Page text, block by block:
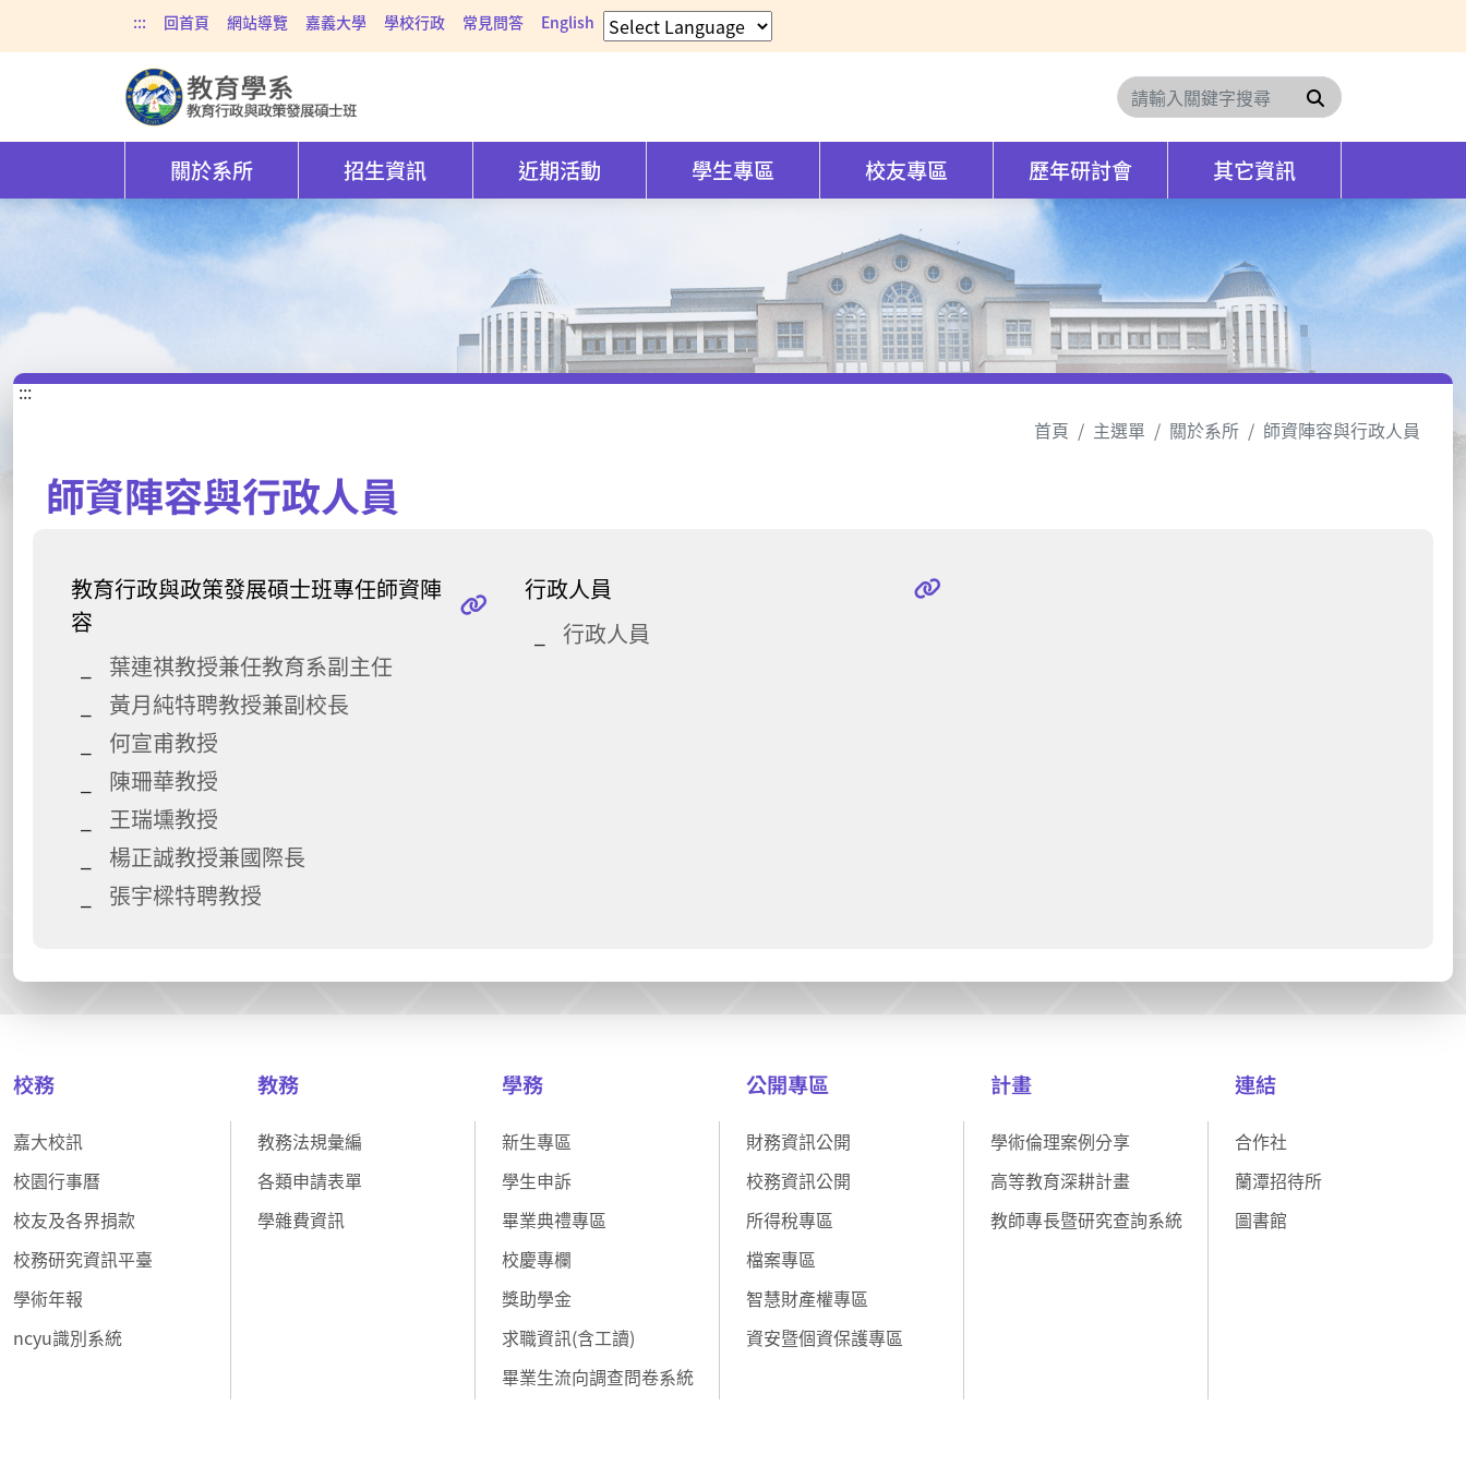
::: 回首頁 網站導覽 嘉義大學 學校行政 常見問答 English
搜尋
關於系所 招生資訊 近期活動 學生專區 校友專區 歷年研討會 其它資訊
:::
首頁
主選單 關於系所 師資陣容與行政人員
師資陣容與行政人員
教育行政與政策發展碩士班專任師資陣
容
葉連祺教授兼任教育系副主任
黃月純特聘教授兼副校長
何宣甫教授
陳珊華教授
王瑞壎教授
楊正誠教授兼國際長
張宇樑特聘教授
行政人員
行政人員
校務
嘉大校訊
校園行事曆
校友及各界捐款
校務研究資訊平臺
學術年報
ncyu識別系統
教務
教務法規彙編
各類申請表單
學雜費資訊
學務
新生專區
學生申訴
畢業典禮專區
校慶專欄
獎助學金
求職資訊(含工讀)
畢業生流向調查問卷系統
公開專區
財務資訊公開
校務資訊公開
所得稅專區
檔案專區
智慧財產權專區
資安暨個資保護專區
計畫
學術倫理案例分享
高等教育深耕計畫
教師專長暨研究查詢系統
連結
合作社
蘭潭招待所
圖書館